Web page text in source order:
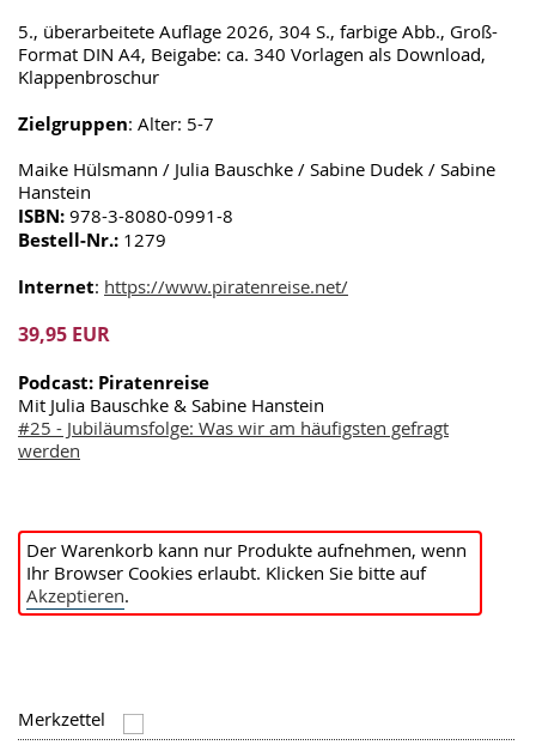
5., überarbeitete Auflage 2026, 304 S., farbige Abb., Groß-
Format DIN A4, Beigabe: ca. 340 Vorlagen als Download,
Klappenbroschur
Zielgruppen: Alter: 5-7
Maike Hülsmann / Julia Bauschke / Sabine Dudek / Sabine
Hanstein
ISBN: 978-3-8080-0991-8
Bestell-Nr.: 1279
Internet: https://www.piratenreise.net/
39,95 EUR
Podcast: Piratenreise
Mit Julia Bauschke & Sabine Hanstein
#25 - Jubiläumsfolge: Was wir am häufigsten gefragt
werden
Der Warenkorb kann nur Produkte aufnehmen, wenn
Ihr Browser Cookies erlaubt. Klicken Sie bitte auf
Akzeptieren.
Merkzettel